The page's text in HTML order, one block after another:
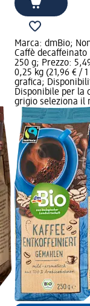
Marca: dmBio;
Caffè decaffeinato
250 g; Prezzo:
0,25 kg (21,96 € /
grafica;
Disponibile per la
grigio seleziona il